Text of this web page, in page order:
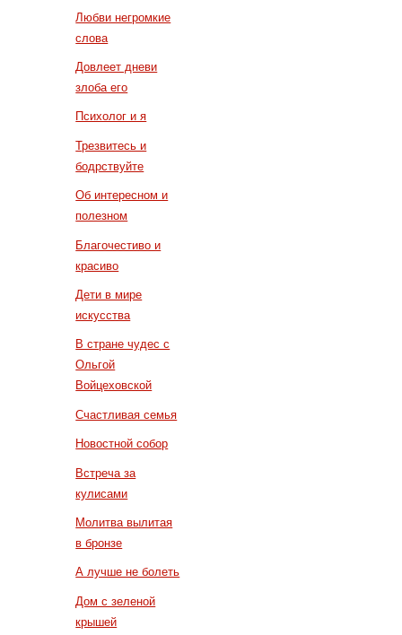
Любви негромкие
слова
Довлеет дневи
злоба его
Психолог и я
Трезвитесь и
бодрствуйте
Об интересном и
полезном
Благочестиво и
красиво
Дети в мире
искусства
В стране чудес с
Ольгой
Войцеховской
Счастливая семья
Новостной собор
Встреча за
кулисами
Молитва вылитая
в бронзе
А лучше не болеть
Дом с зеленой
крышей